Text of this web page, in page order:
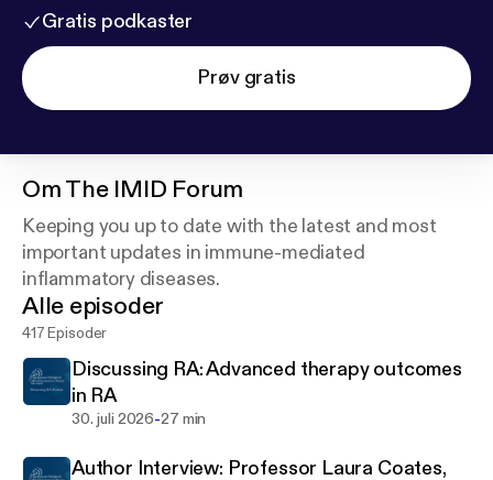
Gratis podkaster
Prøv gratis
OmThe IMID Forum
Keeping you up to date with the latest and most
important updates in immune-mediated
inflammatory diseases.
Alle episoder
417 Episoder
Discussing RA: Advanced therapy outcomes
in RA
30. juli 2026-27 min
Author Interview: Professor Laura Coates,